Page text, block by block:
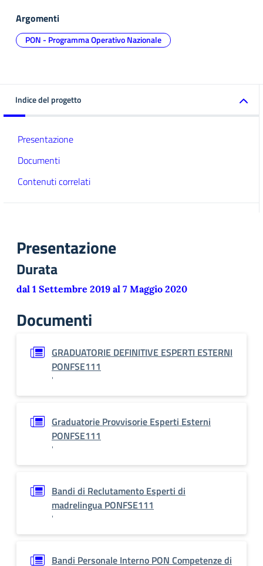
Argomenti
PON - Programma Operativo Nazionale
Indice del progetto
Presentazione
Documenti
Contenuti correlati
Presentazione
Durata
dal 1 Settembre 2019 al 7 Maggio 2020
Documenti
GRADUATORIE DEFINITIVE ESPERTI ESTERNI
PONFSE111
'
Graduatorie Provvisorie Esperti Esterni
PONFSE111
'
Bandi di Reclutamento Esperti di
madrelingua PONFSE111
'
Bandi Personale Interno PON Competenze di